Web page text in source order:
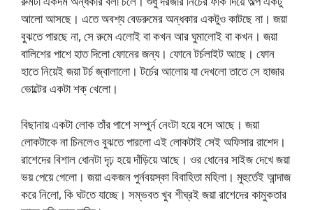
আলো আসছে। এতে অবশ্য বেডরুমের অন্ধকার একটুও কাটছে না। জয়া
বুঝতে পারছে না, সে রুমে এলোই বা কখন আর ঘুমালোই বা কখন। জয়া
বালিশের পাশে হাত দিলো ফোনের জন্য। ফোনে টর্চলাইট আছে। ফোন
হাতে নিয়েই জয়া টর্চ জ্বালালো। টর্চের আলোয় যা দেখলো তাতে সে হাজার
ভোল্টের একটা শক্‌ খেলো।
বিছানায় একটা লোক তাঁর পাশে সম্পুর্ন নেংটা হয়ে বসে আছে। জয়া
লোকটাকে না চিনলেও বুঝতে পারলো এই লোকটাই সেই অফিসার রাশেদ।
রাশেদের বিশাল ধোনটা দৃঢ় হয়ে দাঁড়িয়ে আছে। ওর ধোনের সাইজ দেখে জয়া
ভয় পেয়ে গেলো। জয়া একজন পুর্নবয়স্কা বিবাহিতা মহিলা। মুহুর্তেই আন্দাজ
করে নিলো, কি ঘটতে যাচ্ছে। সম্ভবত খুব শীঘ্রই জয়া রাশেদের কামুকতার